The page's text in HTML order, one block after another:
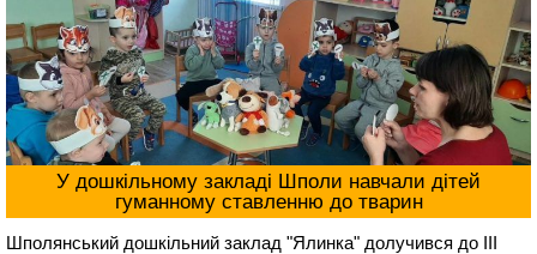
У дошкільному закладі Шполи навчали дітей
гуманному ставленню до тварин
Шполянський дошкільний заклад "Ялинка" долучився до ІІІ